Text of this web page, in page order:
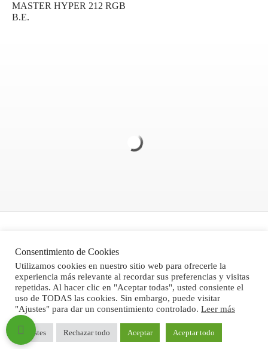
MASTER HYPER 212 RGB
B.E.
Aviso legal
Condiciones Generales de Venta
®Stone Computer, S.L. 2024
Consentimiento de Cookies
Utilizamos cookies en nuestro sitio web para ofrecerle la
experiencia más relevante al recordar sus preferencias y visitas
repetidas. Al hacer clic en "Aceptar todas", usted consiente el
uso de TODAS las cookies. Sin embargo, puede visitar
"Ajustes" para dar un consentimiento controlado. Leer más
Ajustes Rechazar todo Aceptar Aceptar todo